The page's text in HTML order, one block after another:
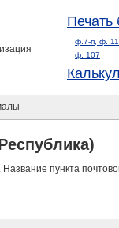
Печать
ф.7-п, ф.
ф. 107
пункта